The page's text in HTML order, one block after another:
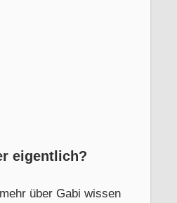
eigentlich?
über Gabi wissen